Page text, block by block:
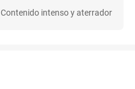
Contenido intenso y aterrador